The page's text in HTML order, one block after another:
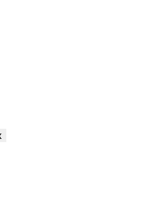
Эксклюзивный